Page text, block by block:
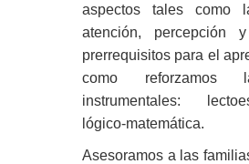
aspectos tales como
atención, percepción
prerrequisitos para el
como
instrumentales:
lógico-matemática.
Asesoramos a las